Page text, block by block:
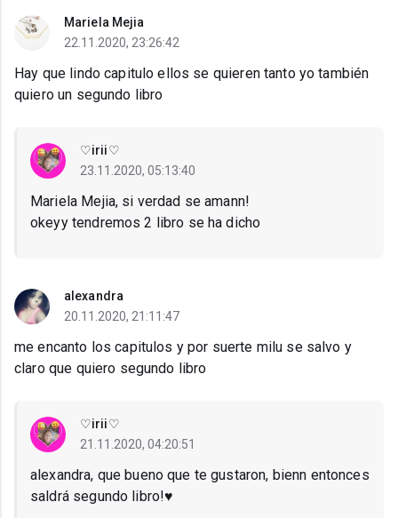
Mariela Mejia
22.11.2020, 23:26:42
Hay que lindo capitulo ellos se quieren tanto yo también
quiero un segundo libro
♡irii♡
23.11.2020, 05:13:40
Mariela Mejia, si verdad se amann!
okeyy tendremos 2 libro se ha dicho
alexandra
20.11.2020, 21:11:47
me encanto los capitulos y por suerte milu se salvo y
claro que quiero segundo libro
♡irii♡
21.11.2020, 04:20:51
alexandra, que bueno que te gustaron, bienn entonces
saldrá segundo libro!♥